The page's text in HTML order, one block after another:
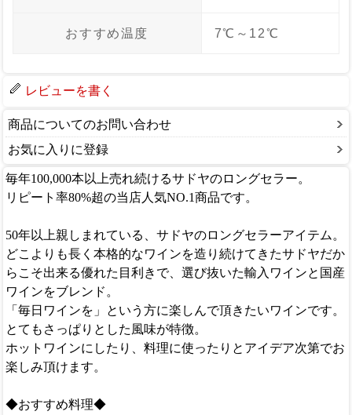
おすすめ温度 7℃～12℃
レビューを書く
商品についてのお問い合わせ
お気に入りに登録
毎年100,000本以上売れ続けるサドヤのロングセラー。
リピート率80%超の当店人気NO.1商品です。
50年以上親しまれている、サドヤのロングセラーアイテム。
どこよりも長く本格的なワインを造り続けてきたサドヤだか
らこそ出来る優れた目利きで、選び抜いた輸入ワインと国産
ワインをブレンド。
「毎日ワインを」という方に楽しんで頂きたいワインです。
とてもさっぱりとした風味が特徴。
ホットワインにしたり、料理に使ったりとアイデア次第でお
楽しみ頂けます。
◆おすすめ料理◆